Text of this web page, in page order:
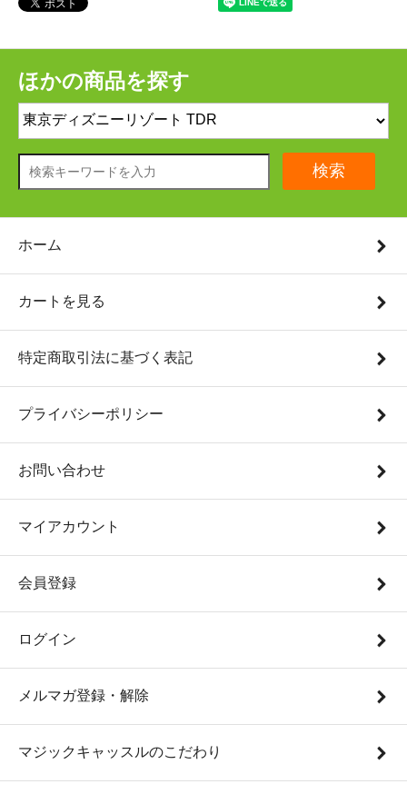
ほかの商品を探す
検索
ホーム
カートを見る
特定商取引法に基づく表記
プライバシーポリシー
お問い合わせ
マイアカウント
会員登録
ログイン
メルマガ登録・解除
マジックキャッスルのこだわり